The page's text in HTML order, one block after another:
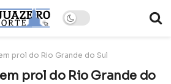
prol do Rio Grande do Sul
prol do Rio Grande do